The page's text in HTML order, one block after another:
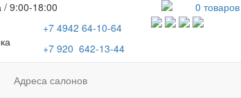
/ 9:00-18:00
+7 494264-10-64
+7920 642-13-44
0 товаров
Адреса салонов